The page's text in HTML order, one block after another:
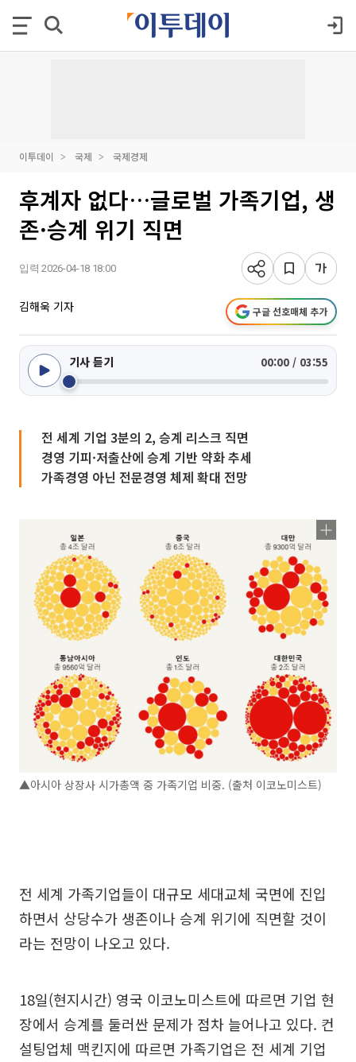
이투데이 국제 국제경제
후계자 없다…글로벌 가족기업, 생
존·승계 위기 직면
입력 2026-04-18 18:00
김해욱 기자 구글 선호매체 추가
기사 듣기 00:00 / 03:55
전 세계 기업 3분의 2, 승계 리스크 직면
경영 기피·저출산에 승계 기반 약화 추세
가족경영 아닌 전문경영 체제 확대 전망
▲아시아 상장사 시가총액 중 가족기업 비중. (출처 이코노미스트)
전 세계 가족기업들이 대규모 세대교체 국면에 진입
하면서 상당수가 생존이나 승계 위기에 직면할 것이
라는 전망이 나오고 있다.
18일(현지시간) 영국 이코노미스트에 따르면 기업 현
장에서 승계를 둘러싼 문제가 점차 늘어나고 있다. 컨
설팅업체 맥킨지에 따르면 가족기업은 전 세계 기업